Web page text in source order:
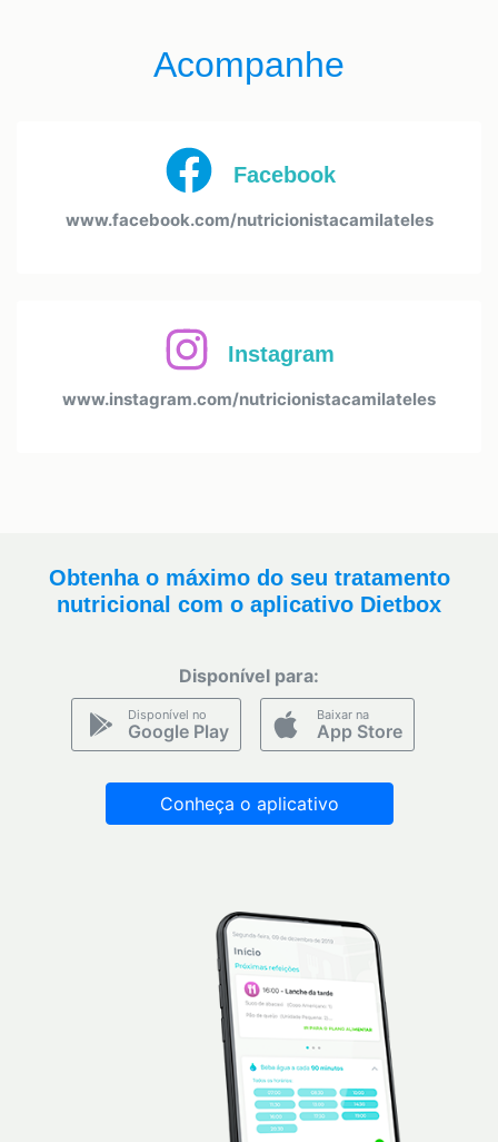
Acompanhe
Facebook
www.facebook.com/nutricionistacamilateles
Instagram
www.instagram.com/nutricionistacamilateles
Obtenha o máximo do seu tratamento
nutricional com o aplicativo Dietbox
Disponível para:
Disponível no
Google Play
Baixar na
App Store
Conheça o aplicativo